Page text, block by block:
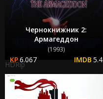
Чернокнижник 2:
Армагеддон
(1993)
6.067 5.4
HDRip